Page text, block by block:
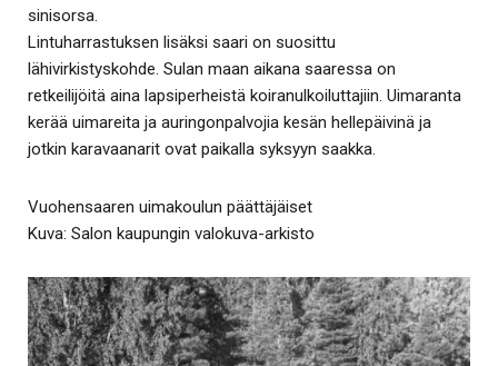
sinisorsa.
Lintuharrastuksen lisäksi saari on suosittu
lähivirkistyskohde. Sulan maan aikana saaressa on
retkeilijöitä aina lapsiperheistä koiranulkoiluttajiin. Uimaranta
kerää uimareita ja auringonpalvojia kesän hellepäivinä ja
jotkin karavaanarit ovat paikalla syksyyn saakka.
Vuohensaaren uimakoulun päättäjäiset
Kuva: Salon kaupungin valokuva-arkisto